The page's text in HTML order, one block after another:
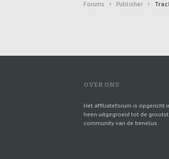
Forums Publisher
OVER ONS
Het affiliateforum is opgericht
heen uitgegroeid tot de
community van de benelux.